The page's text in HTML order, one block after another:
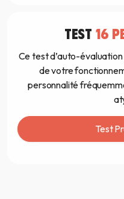
TEST 16
Ce test d’auto-
de votre
personnalité
Test